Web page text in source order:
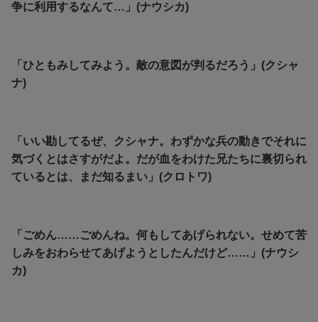
争に利用するなんて…」(ナウシカ)
「ひともみしてみよう。敵の意図が判るだろう」(クシャ
ナ)
「いい勘してるぜ、クシャナ。わずかな兵の動きでそれに
気づくとはさすがだよ。だが血をわけた兄たちに裏切られ
ているとは、まだ知るまい」(クロトワ)
「ごめん……ごめんね。何もしてあげられない。せめて苦
しみをおわらせてあげようとしたんだけど……」(ナウシ
カ)